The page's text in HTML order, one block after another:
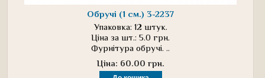
Обручі (1 см.) 3-2237
Упаковка: 12 штук.
Ціна за шт.: 5.0 грн.
Фурнітура обручі. ..
Ціна: 60.00 грн.